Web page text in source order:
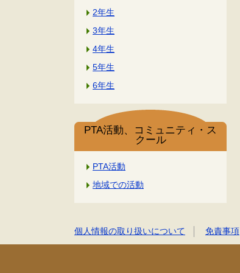
2年生
3年生
4年生
5年生
6年生
PTA活動、コミュニティ・ス
クール
PTA活動
地域での活動
個人情報の取り扱いについて 免責事項